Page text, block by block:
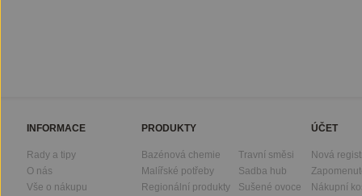
INFORMACE PRODUKTY ÚČET
Rady a tipy
O nás
Vše o nákupu
Bazénová chemie
Malířské potřeby
Regionální produkty
Travní směsi
Sadba hub
Sušené ovoce
Nová
Nákupní